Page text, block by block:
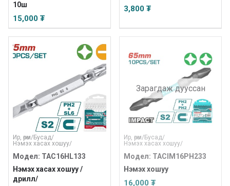
10ш
15,000 ₮
3,800 ₮
Ир, өрөм/Бусад/
Нэмэх хасах хошуу/
Модел: TAC16HL133
Нэмэх хасах хошуу /
дрилл/
Зарагдаж дууссан
Ир, өрөм/Бусад/
Нэмэх хасах хошуу/
Модел: TACIM16PH233
Нэмэх хошуу
16,000 ₮